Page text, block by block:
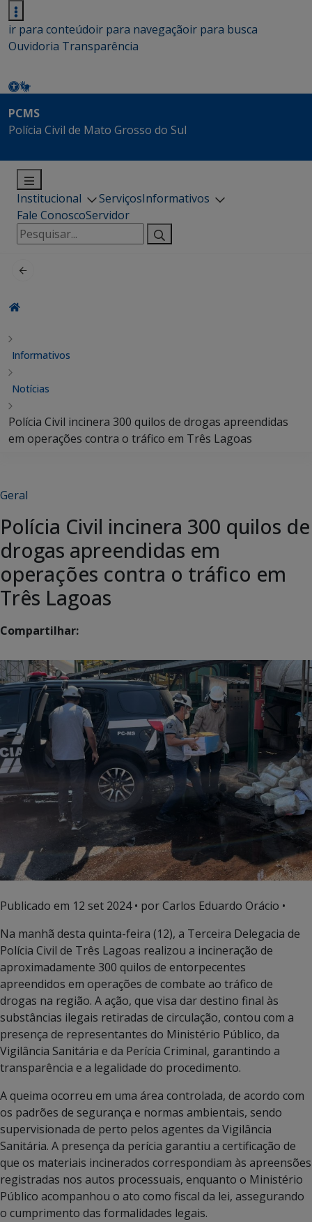
ir para conteúdoir para navegaçãoir para busca
Ouvidoria Transparência
PCMS
Polícia Civil de Mato Grosso do Sul
Institucional ServiçosInformativos
Fale ConoscoServidor
Pesquisar
por:
Informativos
Notícias
Polícia Civil incinera 300 quilos de drogas apreendidas
em operações contra o tráfico em Três Lagoas
Geral
Polícia Civil incinera 300 quilos de
drogas apreendidas em
operações contra o tráfico em
Três Lagoas
Compartilhar:
Publicado em 12 set 2024• por Carlos Eduardo Orácio •
Na manhã desta quinta-feira (12), a Terceira Delegacia de
Polícia Civil de Três Lagoas realizou a incineração de
aproximadamente 300 quilos de entorpecentes
apreendidos em operações de combate ao tráfico de
drogas na região. A ação, que visa dar destino final às
substâncias ilegais retiradas de circulação, contou com a
presença de representantes do Ministério Público, da
Vigilância Sanitária e da Perícia Criminal, garantindo a
transparência e a legalidade do procedimento.
A queima ocorreu em uma área controlada, de acordo com
os padrões de segurança e normas ambientais, sendo
supervisionada de perto pelos agentes da Vigilância
Sanitária. A presença da perícia garantiu a certificação de
que os materiais incinerados correspondiam às apreensões
registradas nos autos processuais, enquanto o Ministério
Público acompanhou o ato como fiscal da lei, assegurando
o cumprimento das formalidades legais.